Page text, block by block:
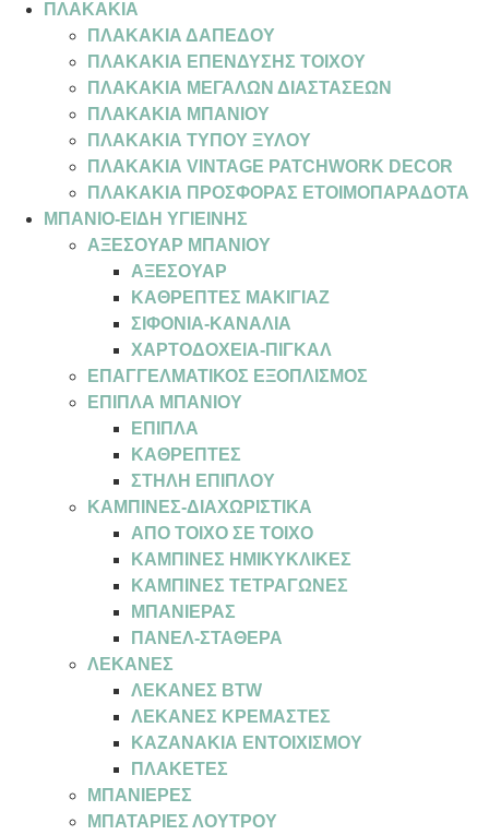
ΠΛΑΚΑΚΙΑ
ΠΛΑΚΑΚΙΑ ΔΑΠΕΔΟΥ
ΠΛΑΚΑΚΙΑ ΕΠΕΝΔΥΣΗΣ ΤΟΙΧΟΥ
ΠΛΑΚΑΚΙΑ ΜΕΓΑΛΩΝ ΔΙΑΣΤΑΣΕΩΝ
ΠΛΑΚΑΚΙΑ ΜΠΑΝΙΟΥ
ΠΛΑΚΑΚΙΑ ΤΥΠΟΥ ΞΥΛΟΥ
ΠΛΑΚΑΚΙΑ VINTAGE PATCHWORK DECOR
ΠΛΑΚΑΚΙΑ ΠΡΟΣΦΟΡΑΣ ΕΤΟΙΜΟΠΑΡΑΔΟΤΑ
ΜΠΑΝΙΟ-ΕΙΔΗ ΥΓΙΕΙΝΗΣ
ΑΞΕΣΟΥΑΡ ΜΠΑΝΙΟΥ
ΑΞΕΣΟΥΑΡ
ΚΑΘΡΕΠΤΕΣ ΜΑΚΙΓΙΑΖ
ΣΙΦΟΝΙΑ-ΚΑΝΑΛΙΑ
ΧΑΡΤΟΔΟΧΕΙΑ-ΠΙΓΚΑΛ
ΕΠΑΓΓΕΛΜΑΤΙΚΟΣ ΕΞΟΠΛΙΣΜΟΣ
ΕΠΙΠΛΑ ΜΠΑΝΙΟΥ
ΕΠΙΠΛΑ
ΚΑΘΡΕΠΤΕΣ
ΣΤΗΛΗ ΕΠΙΠΛΟΥ
ΚΑΜΠΙΝΕΣ-ΔΙΑΧΩΡΙΣΤΙΚΑ
ΑΠΟ ΤΟΙΧΟ ΣΕ ΤΟΙΧΟ
ΚΑΜΠΙΝΕΣ ΗΜΙΚΥΚΛΙΚΕΣ
ΚΑΜΠΙΝΕΣ ΤΕΤΡΑΓΩΝΕΣ
ΜΠΑΝΙΕΡΑΣ
ΠΑΝΕΛ-ΣΤΑΘΕΡΑ
ΛΕΚΑΝΕΣ
ΛΕΚΑΝΕΣ BTW
ΛΕΚΑΝΕΣ ΚΡΕΜΑΣΤΕΣ
ΚΑΖΑΝΑΚΙΑ ΕΝΤΟΙΧΙΣΜΟΥ
ΠΛΑΚΕΤΕΣ
ΜΠΑΝΙΕΡΕΣ
ΜΠΑΤΑΡΙΕΣ ΛΟΥΤΡΟΥ